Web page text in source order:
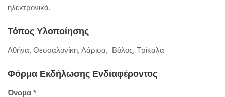
ηλεκτρονικά.
Τόπος Υλοποίησης
Αθήνα, Θεσσαλονίκη, Λάρισα, Βόλος, Τρίκαλα
Φόρμα Εκδήλωσης Ενδιαφέροντος
Όνομα *